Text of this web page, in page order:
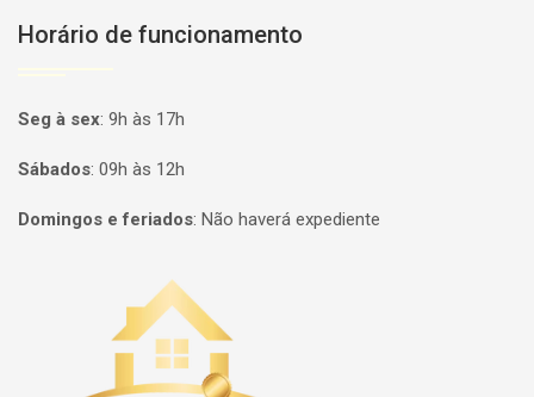
Horário de funcionamento
Seg à sex: 9h às 17h
Sábados: 09h às 12h
Domingos e feriados: Não haverá expediente
Página inicial